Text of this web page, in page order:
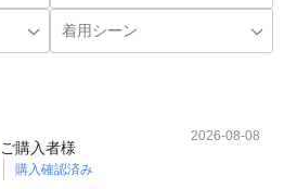
ご購入者様
購入確認済み
2026-08-08